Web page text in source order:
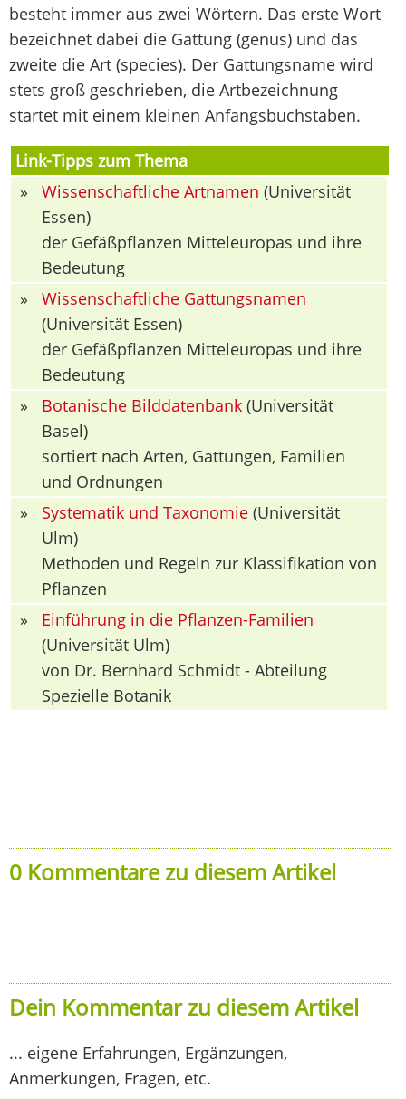
besteht immer aus zwei Wörtern. Das erste Wort
bezeichnet dabei die Gattung (genus) und das
zweite die Art (species). Der Gattungsname wird
stets groß geschrieben, die Artbezeichnung
startet mit einem kleinen Anfangsbuchstaben.
Link-Tipps zum Thema
»
Wissenschaftliche Artnamen (Universität
Essen)
der Gefäßpflanzen Mitteleuropas und ihre
Bedeutung
»
Wissenschaftliche Gattungsnamen
(Universität Essen)
der Gefäßpflanzen Mitteleuropas und ihre
Bedeutung
»
Botanische Bilddatenbank (Universität
Basel)
sortiert nach Arten, Gattungen, Familien
und Ordnungen
»
Systematik und Taxonomie (Universität
Ulm)
Methoden und Regeln zur Klassifikation von
Pflanzen
»
Einführung in die Pflanzen-Familien
(Universität Ulm)
von Dr. Bernhard Schmidt - Abteilung
Spezielle Botanik
0 Kommentare zu diesem Artikel
Dein Kommentar zu diesem Artikel
... eigene Erfahrungen, Ergänzungen,
Anmerkungen, Fragen, etc.